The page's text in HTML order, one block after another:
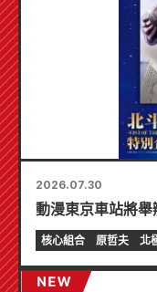
2026.07.30
動漫東京車站將舉
核心組合 原哲夫 北